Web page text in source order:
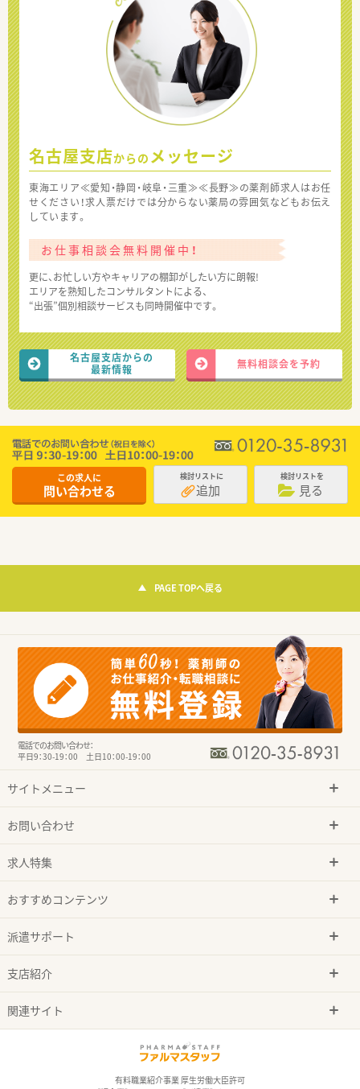
名古屋支店からの メッセージ
東海エリア≪愛知・静岡・岐阜・三重≫≪長野≫の薬剤師求人はお任
せください！求人票だけでは分からない薬局の雰囲気などもお伝え
しています。
お仕事相談会無料開催中！
更に、お忙しい方やキャリアの棚卸がしたい方に朗報!
エリアを熟知したコンサルタントによる、
“出張”個別相談サービスも同時開催中です。
名古屋支店からの
最新情報
無料相談会を予約
この求人に
問い合わせる
検討リストに
追加
検討リストを
見る
PAGE TOPへ戻る
電話でのお問い合わせ：
平日9：30-19：00 土日10：00-19：00
サイトメニュー
お問い合わせ
求人特集
おすすめコンテンツ
派遣サポート
支店紹介
関連サイト
有料職業紹介事業 厚生労働大臣許可